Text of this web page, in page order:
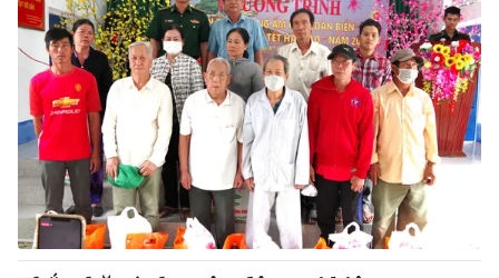
Liên hệ quảng cáo:024-7300.7108